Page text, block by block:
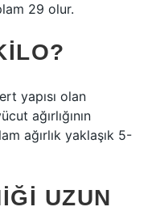
29 olur.
yapısı olan
ağırlığının
ağırlık yaklaşık 5-
UZUN